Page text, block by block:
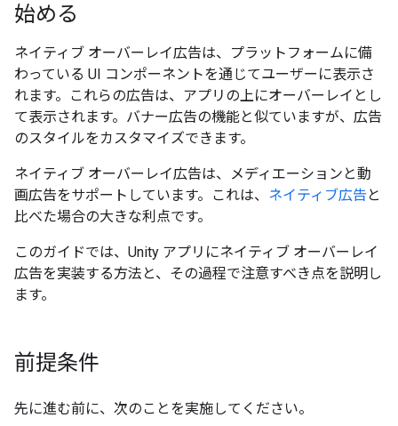
始める
ネイティブ オーバーレイ広告は、プラットフォームに備
わっている UI コンポーネントを通じてユーザーに表示さ
れます。これらの広告は、アプリの上にオーバーレイとし
て表示されます。バナー広告の機能と似ていますが、広告
のスタイルをカスタマイズできます。
ネイティブ オーバーレイ広告は、メディエーションと動
画広告をサポートしています。これは、
ネイティブ広告 と
比べた場合の大きな利点です。
このガイドでは、Unity アプリにネイティブ オーバーレイ
広告を実装する方法と、その過程で注意すべき点を説明し
ます。
前提条件
先に進む前に、次のことを実施してください。